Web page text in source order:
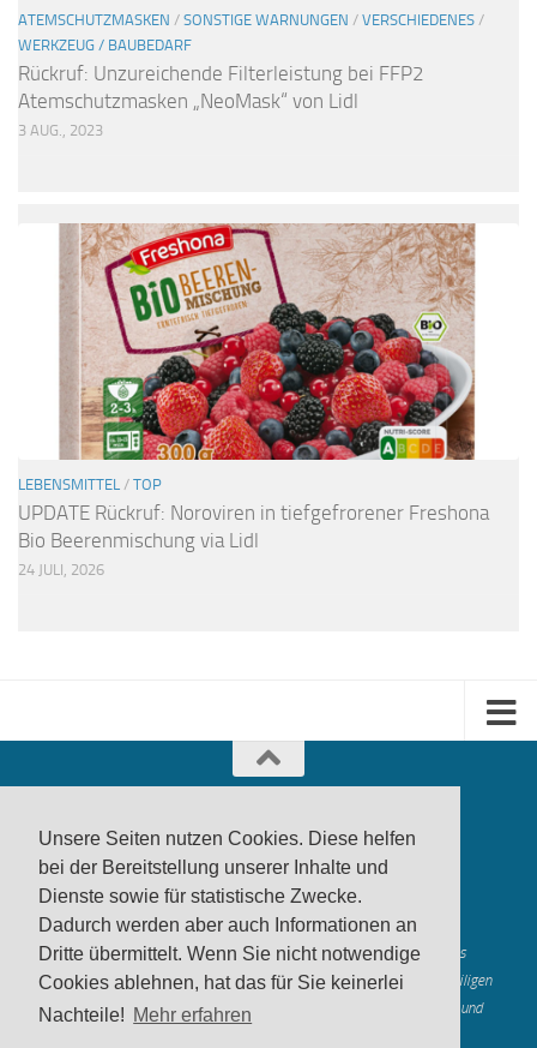
Unsere Seiten nutzen Cookies. Diese helfen
bei der Bereitstellung unserer Inhalte und
Dienste sowie für statistische Zwecke.
Dadurch werden aber auch Informationen an
Dritte übermittelt. Wenn Sie nicht notwendige
Cookies ablehnen, hat das für Sie keinerlei
Nachteile! Mehr erfahren
ATEMSCHUTZMASKEN / SONSTIGE WARNUNGEN / VERSCHIEDENES /
WERKZEUG / BAUBEDARF
Rückruf: Unzureichende Filterleistung bei FFP2
Atemschutzmasken „NeoMask“ von Lidl
3 AUG., 2023
LEBENSMITTEL / TOP
UPDATE Rückruf: Noroviren in tiefgefrorener Freshona
Bio Beerenmischung via Lidl
24 JULI, 2026
produktwarnung.eu - 2007-2026
Made in Gerstetten |Medienzentrum Gerstetten
Alle genannten Marken, Warenzeichen und Logos innerhalb dieses
Medienangebotes sind durch die Marken- und Urheberechte der jeweiligen
Rechteinhaber geschützt, und dienen lediglich der Berichterstattung und